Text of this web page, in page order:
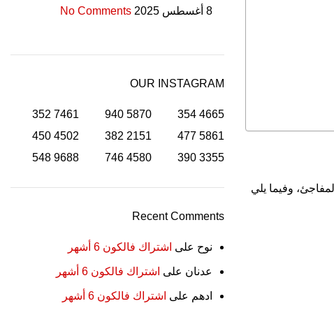
وفيما يلي
8 أغسطس 2025 No Comments
OUR INSTAGRAM
4665
354
5870
940
7461
352
5861
477
2151
382
4502
450
3355
390
4580
746
9688
548
Recent Comments
نوح على اشتراك فالكون 6 أشهر
عدنان على اشتراك فالكون 6 أشهر
ادهم على اشتراك فالكون 6 أشهر